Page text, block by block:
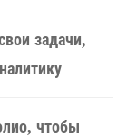
задачи,
чтобы